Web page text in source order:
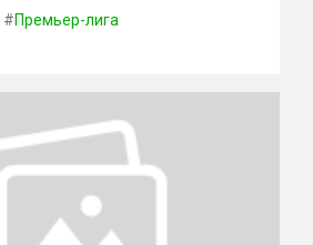
#Премьер-лига